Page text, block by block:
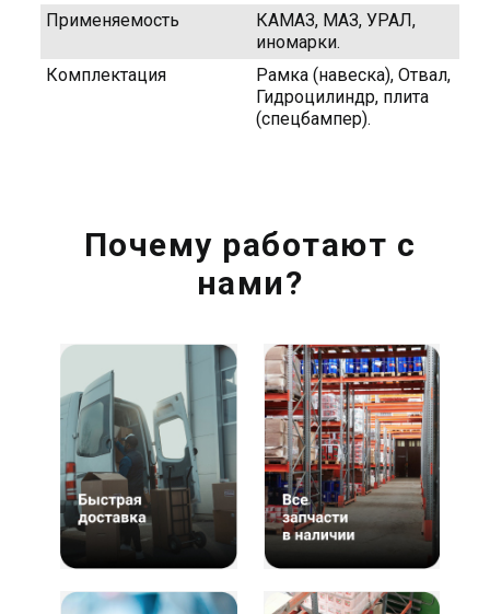
Применяемость
КАМАЗ, МАЗ, УРАЛ,
иномарки.
Комплектация
Рамка (навеска), Отвал,
Гидроцилиндр, плита
(спецбампер).
Почему работают с
нами?